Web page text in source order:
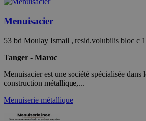
Menuisacier
53 bd Moulay Ismail , resid.volubilis bloc c
Tanger - Maroc
Menuisacier est une société spécialisée dans
construction métallique,...
Menuiserie métallique